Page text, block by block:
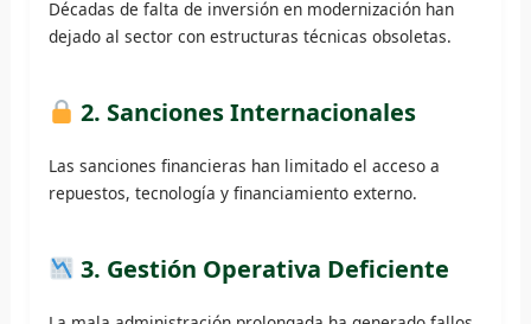
Décadas de falta de inversión en modernización han
dejado al sector con estructuras técnicas obsoletas.
2. Sanciones Internacionales
Las sanciones financieras han limitado el acceso a
repuestos, tecnología y financiamiento externo.
3. Gestión Operativa Deficiente